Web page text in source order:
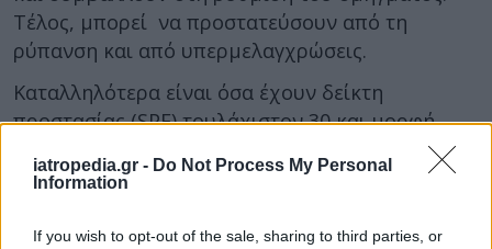
iatropedia.gr - Do Not Process My Personal
Information
If you wish to opt-out of the sale, sharing to third parties, or
Τέλος, μπορεί να προστατεύσουν από τη
ρύπανση και από υπερμελαγχρώσεις.
Καταλληλότερα είναι όσα έχουν δείκτη
προστασίας (SPF) τουλάχιστον 30 και μορφή
τζελ ή υγρού, διευκρινίζει ο δρ Στάμου. Εκτός
από τη σωστή επιλογή αντηλιακού, ο δρ Στάμου
εξής: